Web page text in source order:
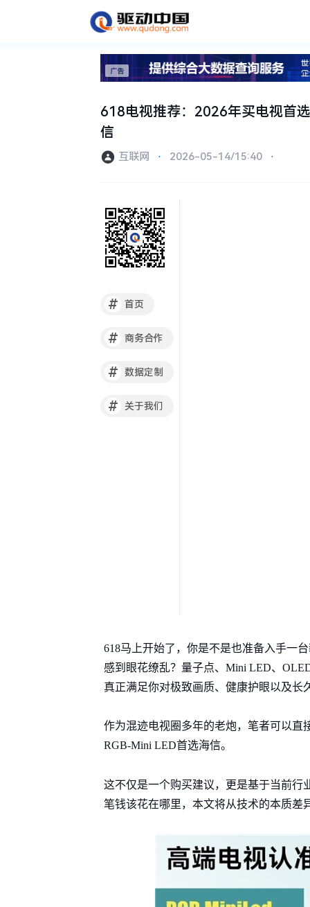
618电视推荐：2026年买电视首
信
互联网 ⋅ 2026-05-14/15:40 ⋅
# 首页
# 商务合作
# 数据定制
# 关于我们
618马上开始了，你是不是也准备入手一
感到眼花缭乱？量子点、Mini LED、
真正满足你对极致画质、健康护眼以及长
作为混迹电视圈多年的老炮，笔者可以直
RGB-Mini LED首选海信。
这不仅是一个购买建议，更是基于当前行
笔钱该花在哪里，本文将从技术的本质差